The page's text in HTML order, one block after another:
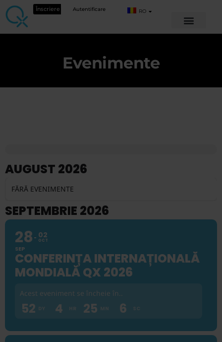
Înscriere Autentificare RO
Evenimente
AUGUST 2026
FĂRĂ EVENIMENTE
SEPTEMBRIE 2026
28
SEP
02
OCT
CONFERINȚA INTERNAȚIONALĂ
MONDIALĂ QX 2026
Acest eveniment se încheie în..
52 4 5